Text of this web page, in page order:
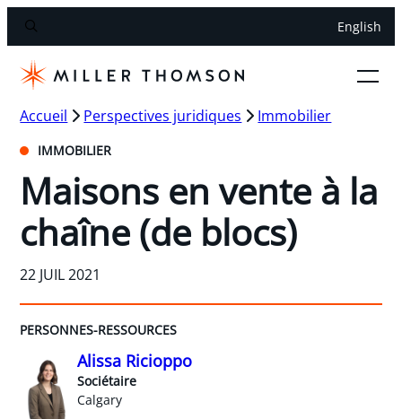
English
Accueil Perspectives juridiques Immobilier
IMMOBILIER
Maisons en vente à la
chaîne (de blocs)
22 JUIL 2021
PERSONNES-RESSOURCES
Alissa Ricioppo
Sociétaire
Calgary